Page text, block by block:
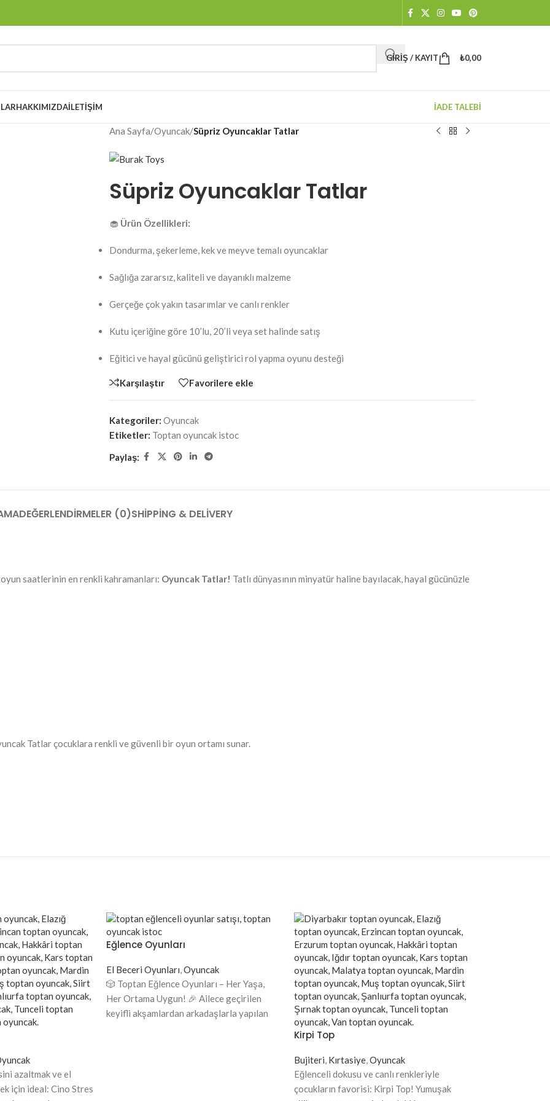
GIRIŞ / KAYIT ₺0,00
HAKKIMIZDAİLETIŞIM İADE TALEBİ
Ana Sayfa/Oyuncak/Süpriz Oyuncaklar Tatlar
Süpriz Oyuncaklar Tatlar
🧁 Ürün Özellikleri:
Dondurma, şekerleme, kek ve meyve temalı oyuncaklar
Sağlığa zararsız, kaliteli ve dayanıklı malzeme
Gerçeğe çok yakın tasarımlar ve canlı renkler
Kutu içeriğine göre 10’lu, 20’li veya set halinde satış
Eğitici ve hayal gücünü geliştirici rol yapma oyunu desteği
Karşılaştır Favorilere ekle
Kategoriler: Oyuncak
Etiketler: Toptan oyuncak istoc
Paylaş:
DEĞERLENDIRMELER (0)SHIPPING & DELIVERY
saatlerinin en renkli kahramanları: Oyuncak Tatlar! Tatlı dünyasının minyatür haline bayılacak, hayal gücünüzle
Tatlar çocuklara renkli ve güvenli bir oyun ortamı sunar.
azaltmak ve el
için ideal: Cino Stres
Eğlence Oyunları
El Beceri Oyunları,Oyuncak
🎲 Toptan Eğlence Oyunları – Her Yaşa,
Her Ortama Uygun! 🎉 Ailece geçirilen
keyifli akşamlardan arkadaşlarla yapılan
Kirpi Top
Bujiteri, Kırtasiye,Oyuncak
Eğlenceli dokusu ve canlı renkleriyle
çocukların favorisi: Kirpi Top! Yumuşak